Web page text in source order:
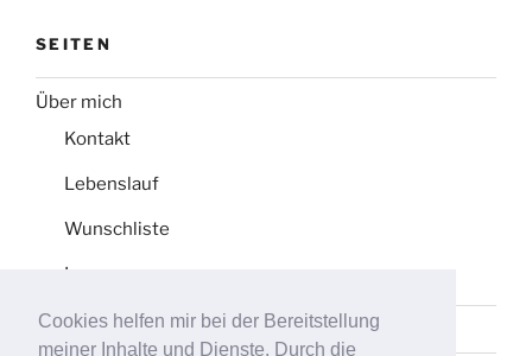
Cookies helfen mir bei der Bereitstellung
meiner Inhalte und Dienste. Durch die
SEITEN
Über mich
Kontakt
Lebenslauf
Wunschliste
Impressum
Datenschutz